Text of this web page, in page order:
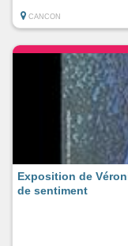
CANCON
Exposition de
de sentiment